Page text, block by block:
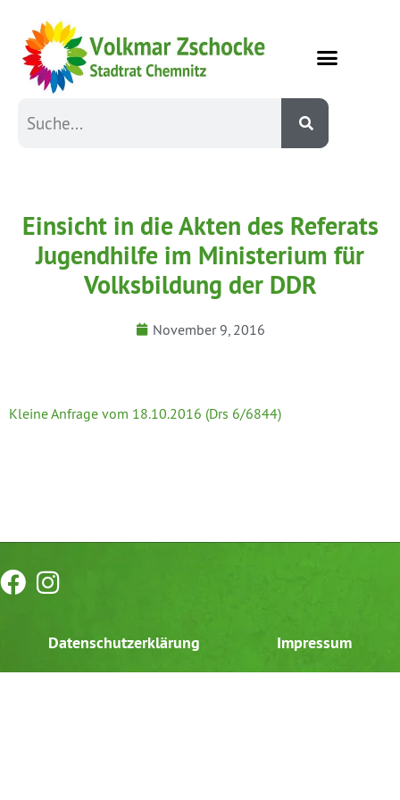
Einsicht in die Akten des Referats
Jugendhilfe im Ministerium für
Volksbildung der DDR
November 9, 2016
Kleine Anfrage vom 18.10.2016 (Drs 6/6844)
Datenschutzerklärung Impressum